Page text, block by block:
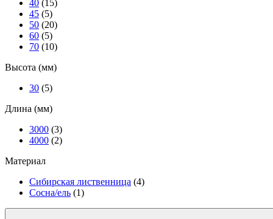
40 (15)
45 (5)
50 (20)
60 (5)
70 (10)
Высота (мм)
30 (5)
Длина (мм)
3000 (3)
4000 (2)
Материал
Сибирская лиственница (4)
Сосна/ель (1)